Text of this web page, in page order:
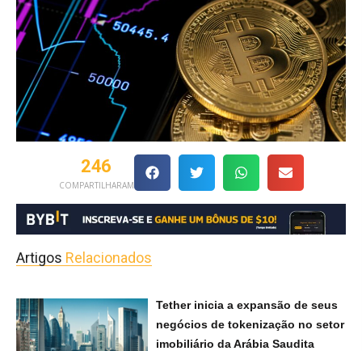
COMPARTILHARAM
246
Artigos Relacionados
Tether inicia a expansão de seus
negócios de tokenização no setor
imobiliário da Arábia Saudita